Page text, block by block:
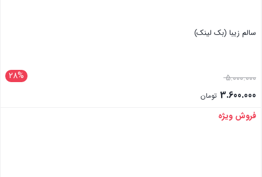
سالم زیبا (بک لینک)
28% 5.000.000
3.600.000 تومان
بستن
فروش ویژه